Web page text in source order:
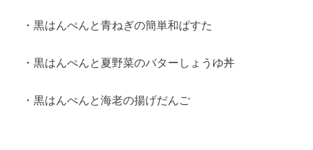
・黒はんぺんと青ねぎの簡単和ぱすた
・黒はんぺんと夏野菜のバターしょうゆ丼
・黒はんぺんと海老の揚げだんご